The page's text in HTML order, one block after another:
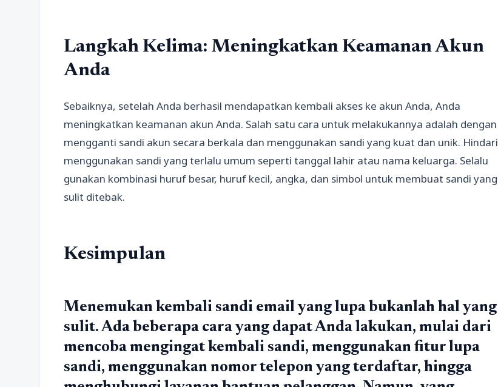
Langkah Kelima: Meningkatkan Keamanan Akun
Anda
Sebaiknya, setelah Anda berhasil mendapatkan kembali akses ke akun Anda, Anda
meningkatkan keamanan akun Anda. Salah satu cara untuk melakukannya adalah dengan
mengganti sandi akun secara berkala dan menggunakan sandi yang kuat dan unik. Hindari
menggunakan sandi yang terlalu umum seperti tanggal lahir atau nama keluarga. Selalu
gunakan kombinasi huruf besar, huruf kecil, angka, dan simbol untuk membuat sandi yang
sulit ditebak.
Kesimpulan
Menemukan kembali sandi email yang lupa bukanlah hal yang
sulit. Ada beberapa cara yang dapat Anda lakukan, mulai dari
mencoba mengingat kembali sandi, menggunakan fitur lupa
sandi, menggunakan nomor telepon yang terdaftar, hingga